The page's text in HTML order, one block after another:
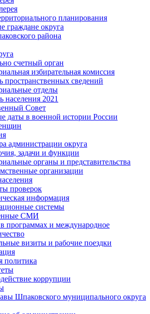
планирования
граждане округа
района
счетный орган
избирательная комиссия
пространственных сведений
отделы
населения 2021
Совет
даты в военной истории России
администрации округа
задачи и функции
органы и представительства
организации
проверок
информация
системы
СМИ
программах и международное
визиты и рабочие поездки
политика
коррупции
Шпаковского муниципального округа